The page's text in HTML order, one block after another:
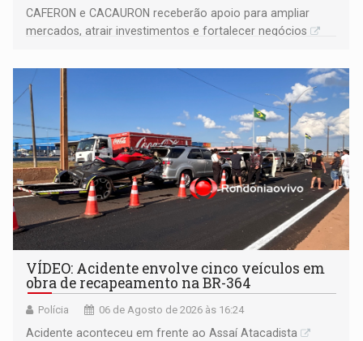
CAFERON e CACAURON receberão apoio para ampliar
mercados, atrair investimentos e fortalecer negócios
VÍDEO: Acidente envolve cinco veículos em
obra de recapeamento na BR-364
Polícia 06 de Agosto de 2026 às 16:24
Acidente aconteceu em frente ao Assaí Atacadista